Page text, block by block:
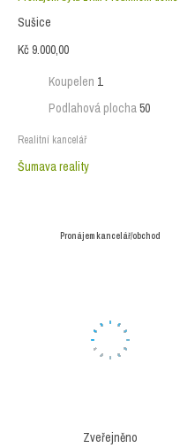
Sušice
Kč 9.000,00
Koupelen 1
Podlahová plocha50
Realitní kancelář
Šumava reality
Pronájem kancelář/obchod
Zveřejněno